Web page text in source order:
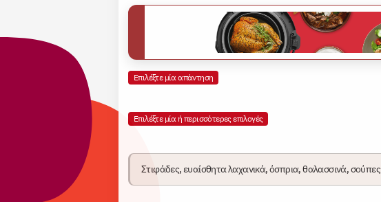
Επιλέξτε μία απάντηση
Επιλέξτε μία ή περισσότερες επιλογές
Στιφάδες, ευαίσθητα λαχανικά, όσπρια, θαλασσινά, σούπες